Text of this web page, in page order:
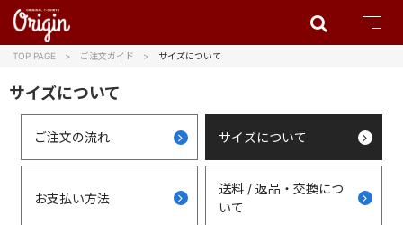
TOP PAGE ご注文ガイド サイズについて
サイズについて
ご注文の流れ サイズについて
お支払い方法
送料 / 返品・交換につ
いて